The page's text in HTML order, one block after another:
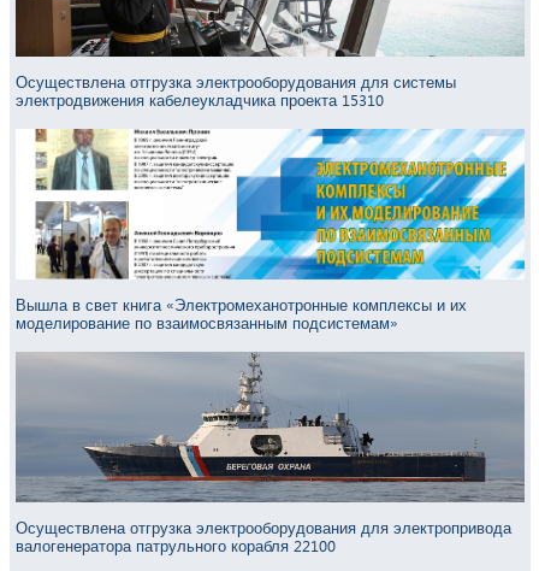
Осуществлена отгрузка электрооборудования для системы
электродвижения кабелеукладчика проекта 15310
Вышла в свет книга «Электромеханотронные комплексы и их
моделирование по взаимосвязанным подсистемам»
Осуществлена отгрузка электрооборудования для электропривода
валогенератора патрульного корабля 22100